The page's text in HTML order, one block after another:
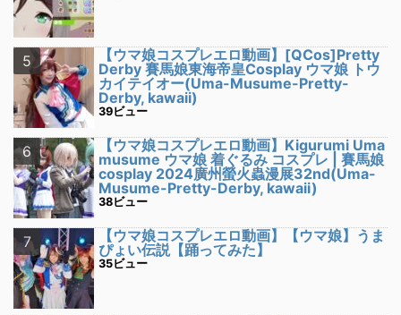
【ウマ娘コスプレエロ動画】[QCos]Pretty
Derby 賽馬娘東海帝皇Cosplay ウマ娘 トウ
カイテイオー(Uma-Musume-Pretty-
Derby, kawaii)
39ビュー
【ウマ娘コスプレエロ動画】Kigurumi Uma
musume ウマ娘 着ぐるみ コスプレ | 賽馬娘
cosplay 2024廣州螢火蟲漫展32nd(Uma-
Musume-Pretty-Derby, kawaii)
38ビュー
【ウマ娘コスプレエロ動画】【ウマ娘】うま
ぴょい伝説【踊ってみた】
35ビュー